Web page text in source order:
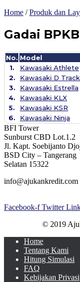
Home /Produk dan
Gadai
No. Model
1.
Kawasaki Athlete
2.
Kawasaki D
3.
Kawasaki Estrella
4.
Kawasaki KLX
5.
Kawasaki KSR
6.
Kawasaki Ninja
BFI Tower
Sunburst CBD Lot.1.2
Jl. Kapt. Soebijanto
BSD City – Tangerang
Selatan 15322
info@ajukankredit.com
Facebook-f Twitter
© 2019
Home
Tentang Kami
Hitung Simulasi
FAQ
Kebijakan Privasi